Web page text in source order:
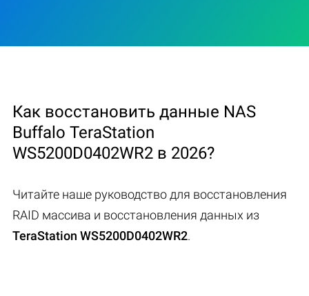
Как восстановить данные NAS
Buffalo TeraStation
WS5200D0402WR2 в 2026?
Читайте наше руководство для восстановления
RAID массива и восстановления данных из
TeraStation WS5200D0402WR2.